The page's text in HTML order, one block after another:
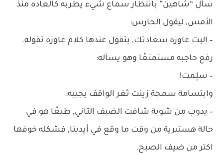
سأل “شاهين” بانتظار سماع شيء يطربه كالعاده منذ
الأمس, ليقول الحارس:
– البت عاوزه سعادتك, بتقول عندها كلام عاوزه تقوله.
رفع حاجبه مستمتعًا وهو يسأله:
– سلِمت!
وابتسامة سمجة زينت ثغر الواقف يجيبه:
– يدوب من شوية شافت الضيف التاني, طبعًا هو في
حالة هستيرية من وقت ما وقع في أيدينا, فشكله خوفها
اكتر من ضيف الصبح.